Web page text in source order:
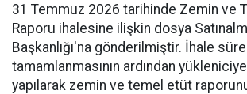
31 Temmuz 2026 tarihinde Zemin ve
Raporu ihalesine ilişkin dosya
Başkanlığı'na gönderilmiştir. İhale
tamamlanmasının ardından
yapılarak zemin ve temel etüt